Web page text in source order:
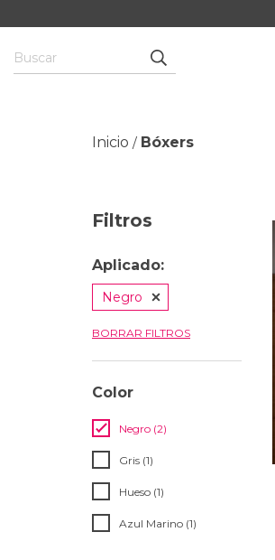
Inicio / Bóxers
Filtros
Aplicado:
Negro
BORRAR FILTROS
Color
Negro (2)
Gris (1)
Hueso (1)
Azul Marino (1)